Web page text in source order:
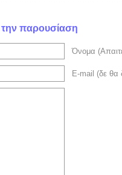
την παρουσίαση
Όνομα
E-mail (δε θα